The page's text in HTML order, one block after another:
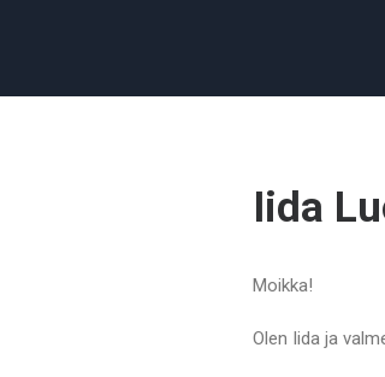
Iida
Moikka!
Olen Iida ja